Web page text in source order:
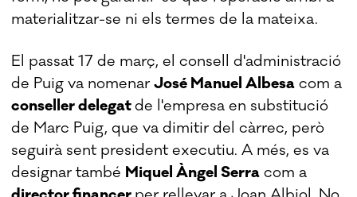
materialitzar-se ni els termes de la mateixa.
El passat 17 de març, el consell d'administració
de Puig va nomenarJosé Manuel Albesa com a
conseller delegatde l'empresa en substitució
de Marc Puig, que va dimitir del càrrec, però
seguirà sent president executiu. A més, es va
designar també Miquel Àngel Serra com a